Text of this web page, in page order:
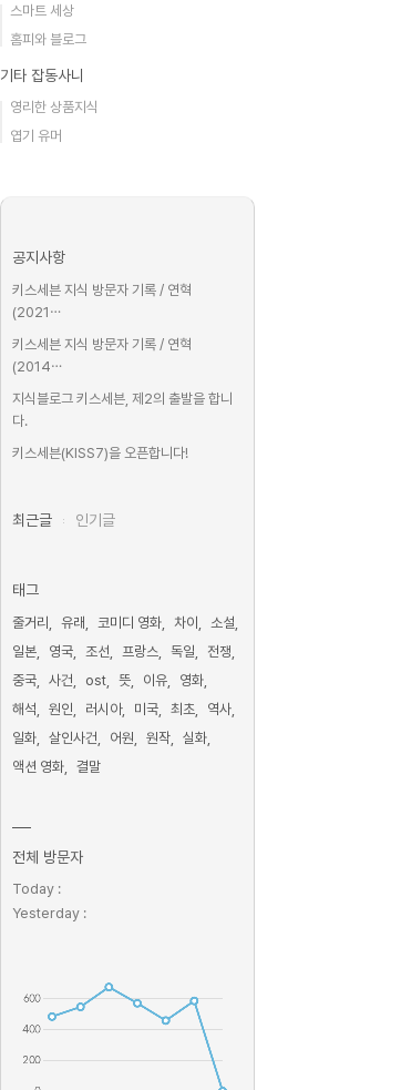
스마트 세상
홈피와 블로그
기타 잡동사니
영리한 상품지식
엽기 유머
공지사항
키스세븐 지식 방문자 기록 / 연혁
(2021⋯
키스세븐 지식 방문자 기록 / 연혁
(2014⋯
지식블로그 키스세븐, 제2의 출발을 합니
다.
키스세븐(KISS7)을 오픈합니다!
최근글 인기글
태그
줄거리 유래 코미디 영화 차이
소설
일본
영국 조선 프랑스 독일
전쟁
중국
사건 ost 뜻 이유
영화
해석
원인 러시아 미국 최초
역사
일화
살인사건 어원 원작
실화
액션 영화
결말
전체 방문자
Today :
Yesterday :